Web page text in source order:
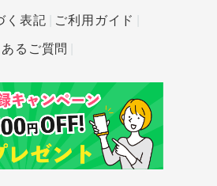
く表記 ご利用ガイド
るご質問